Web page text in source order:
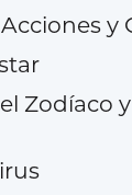
y
Zodíaco